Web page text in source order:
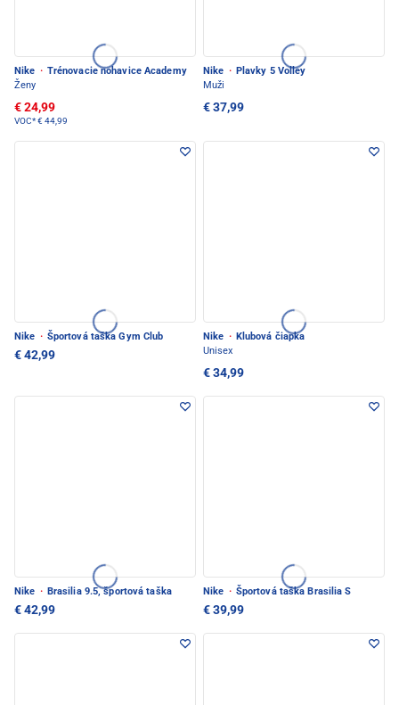
Nike · Trénovacie nohavice Academy
Ženy
€ 24,99
VOC*€ 44,99
Nike · Plavky 5 Volley
Muži
€ 37,99
Nike · Športová taška Gym Club
€ 42,99
Nike · Klubová čiapka
Unisex
€ 34,99
Nike · Brasilia 9.5, športová taška
€ 42,99
Nike · Športová taška Brasilia S
€ 39,99